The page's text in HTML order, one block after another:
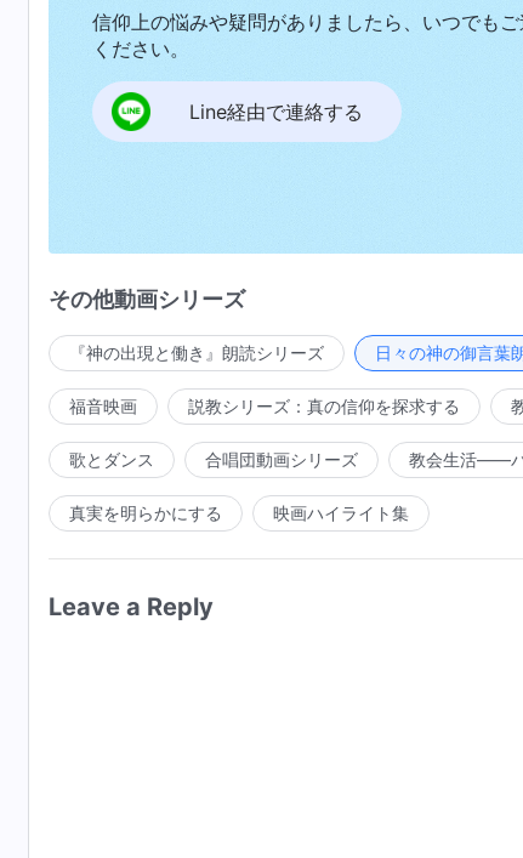
この状態の深刻さを知らない。みな、自分たちの聞
に何が行われたかは覚えていない。あなたは、わた
しに敵対したけれど、わたしは恨みに思わない。人
しない。わたしが求めるのは、放蕩せず、抑制する
能力を超えてはいないだろう。大多数の人々は、わ
かし、天の奥義をすべて理解するようになったら、
だろうか。それでわたしへの愛が燃え上がるのだろ
急がない。事実以外、わたしはけっして軽々しく人
い。わたしがあなたがたをけなしたことがあっただ
たがたの心と口に確信をもたらさなかったことがあ
響かなかったことがあるだろうか。あなたがたの中
恐怖に震えることなく、わたしのことばを読んだだ
たしのことばの内には権威があるが、これは安易に
いつでも、わたしのことばのもつ意味を人間に示し
能の力を認めることのできる人が、誰かいるだろう
かいるだろうか。どれほどのことばをわたしは語っ
信仰上の悩みや疑問がありましたら、いつでも
ください。
Line経由で連絡する
その他動画シリーズ
『神の出現と働き』朗読シリーズ 日々の神の御言葉
福音映画 説教シリーズ：真の信仰を探求する
歌とダンス 合唱団動画シリーズ 教会生活――
真実を明らかにする 映画ハイライト集
Leave a Reply